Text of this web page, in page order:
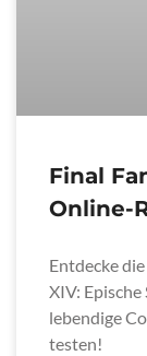
Final
Online-
Entdecke
XIV:
lebendige
testen!